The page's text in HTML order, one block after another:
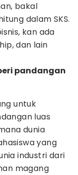
bakal
dalam SKS.
kan ada
dan lain
pandangan
untuk
luas
dunia
yang
industri dari
magang